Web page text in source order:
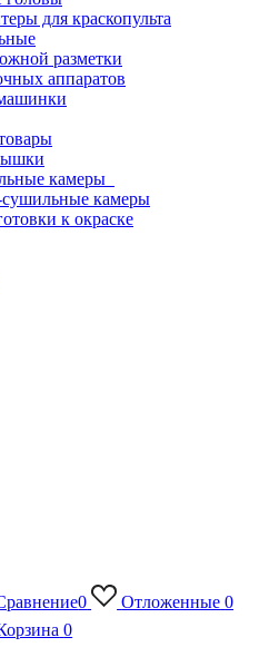
для краскопульта
разметки
аппаратов
камеры
камеры
к окраске
0 Отложенные 0
0